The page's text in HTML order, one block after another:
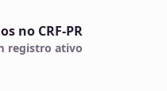
no CRF-PR
registro ativo